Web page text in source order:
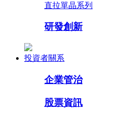
直拉單晶系列
研發創新
投資者關系
企業管治
股票資訊